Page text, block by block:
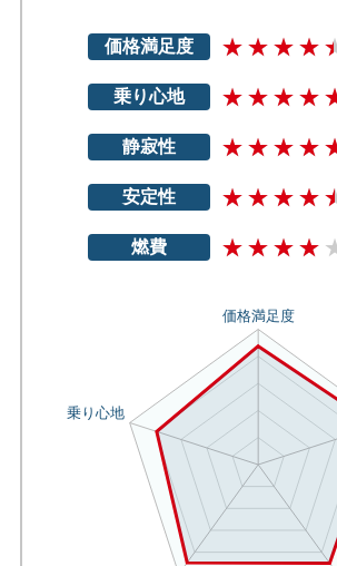
価格満足度
乗り心地
静寂性
安定性
燃費